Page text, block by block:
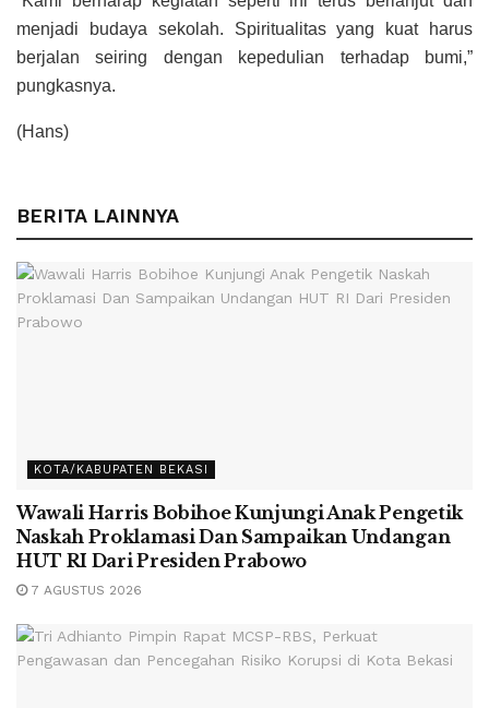
menjadi budaya sekolah. Spiritualitas yang kuat harus
berjalan seiring dengan kepedulian terhadap bumi,”
pungkasnya.
(Hans)
BERITA LAINNYA
KOTA/KABUPATEN BEKASI
Wawali Harris Bobihoe Kunjungi Anak Pengetik
Naskah Proklamasi Dan Sampaikan Undangan
HUT RI Dari Presiden Prabowo
7 AGUSTUS 2026